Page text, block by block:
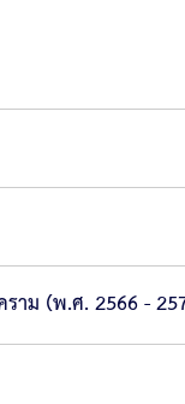
าม (พ.ศ. 2566 -